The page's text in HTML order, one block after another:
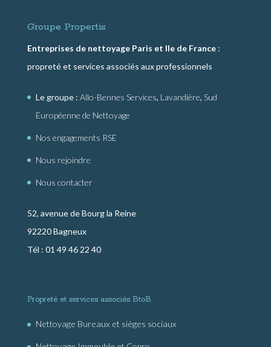
Groupe Propertis
Entreprises de nettoyage Paris et Ile de France:
propreté et services associés aux professionnels
Le groupe : Allo-Bennes Services, Lavandière, Sud
Européenne de Nettoyage
Nos engagements RSE
Nous rejoindre
Nous contacter
52, avenue de Bourg la Reine
92220 Bagneux
Tél : 01 49 46 22 40
Propreté et services associés BtoB
Nettoyage Bureaux et sièges sociaux